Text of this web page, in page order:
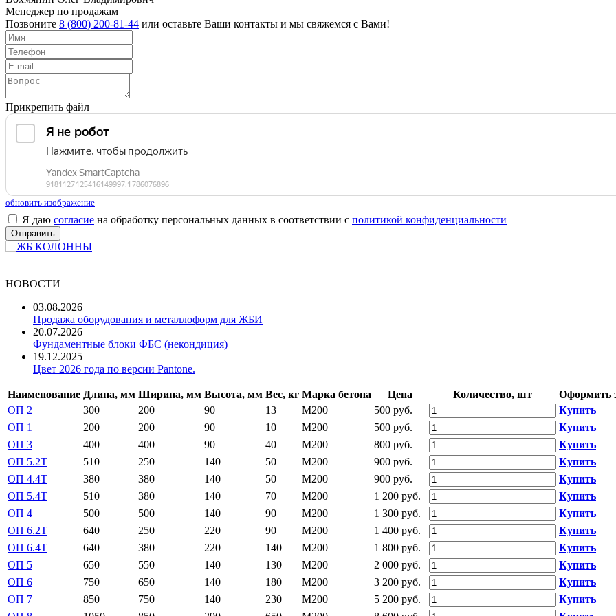
Менеджер по продажам
Позвоните 8 (800) 200-81-44 или оставьте Ваши контакты и мы свяжемся с Вами!
Прикрепить файл
обновить изображение
Я даю согласие на обработку персональных данных в соответствии с политикой конфиденциальности
НОВОСТИ
03.08.2026
Продажа оборудования и металлоформ для ЖБИ
20.07.2026
Фундаментные блоки ФБС (некондиция)
19.12.2025
Цвет 2026 года по версии Pantone.
Наименование Длина, мм Ширина, мм Высота, мм Вес, кг Марка бетона Цена Количество, шт
Оформить
ОП 2
300 200 90 13 М200 500 руб.
Купить
ОП 1
200 200 90 10 М200 500 руб.
Купить
ОП 3
400 400 90 40 М200 800 руб.
Купить
ОП 5.2Т
510 250 140 50 М200 900 руб.
Купить
ОП 4.4Т
380 380 140 50 М200 900 руб.
Купить
ОП 5.4Т
510 380 140 70 М200 1 200 руб.
Купить
ОП 4
500 500 140 90 М200 1 300 руб.
Купить
ОП 6.2Т
640 250 220 90 М200 1 400 руб.
Купить
ОП 6.4Т
640 380 220 140 М200 1 800 руб.
Купить
ОП 5
650 550 140 130 М200 2 000 руб.
Купить
ОП 6
750 650 140 180 М200 3 200 руб.
Купить
ОП 7
850 750 140 230 М200 5 200 руб.
Купить